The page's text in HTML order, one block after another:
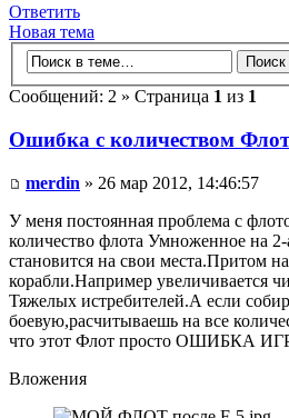
Ответить
Новая тема
Сообщений: 2 » Страница 1 из 1
Ошибка с количеством
merdin » 26 мар 2012, 14:46:57
У меня постоянная проблема с
количество флота Умноженное на
становится на свои места.Притом
корабли.Например увеличивается
Тяжелых истребителей.А если
боевую,расчитываешь на все
что этот Флот просто ОШИБКА
Вложения